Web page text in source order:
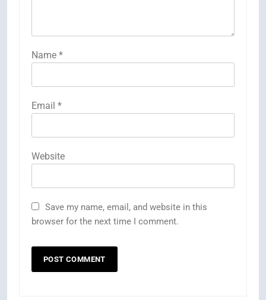
Name *
Email *
Website
Save my name, email, and website in this
browser for the next time I comment.